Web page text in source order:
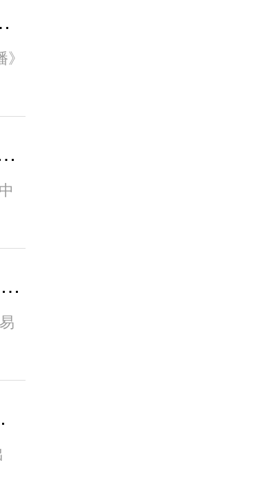
堡垒夺市场
超厉害的红外光电雷达系
傲英科技应邀参加中国国际服务贸易交易会机
网”